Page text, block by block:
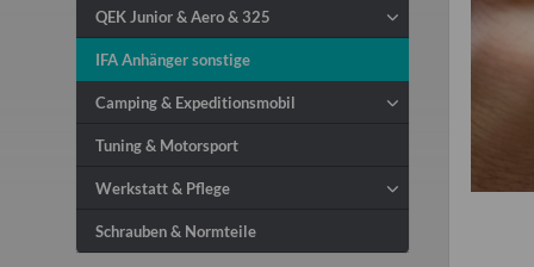
QEK Junior & Aero & 325
IFA Anhänger sonstige
Camping & Expeditionsmobil
Tuning & Motorsport
Werkstatt & Pflege
Schrauben & Normteile